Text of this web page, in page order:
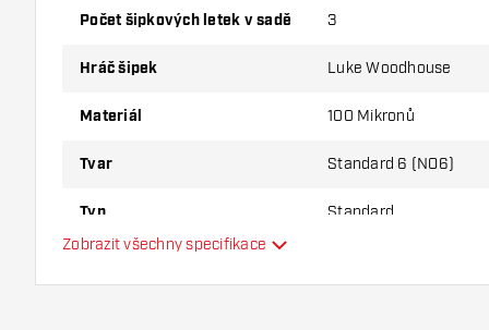
varianta vám vyhovuje nejlépe!
Počet šipkových letek v sadě 3
Hráč šipek Luke Woodhouse
Materiál 100 Mikronů
Tvar Standard 6 (NO6)
Typ Standard
Zobrazit všechny specifikace